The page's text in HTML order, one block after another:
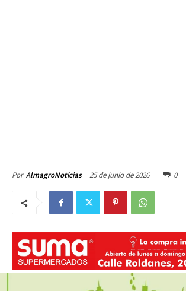
Por AlmagroNoticias 25 de junio de 2026 0